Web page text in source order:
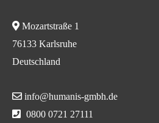
Mozartstraße 1
76133 Karlsruhe
Deutschland
info@humanis-gmbh.de
0800 0721 27111